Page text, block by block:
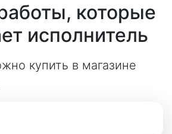
которые
исполнитель
купить в магазине